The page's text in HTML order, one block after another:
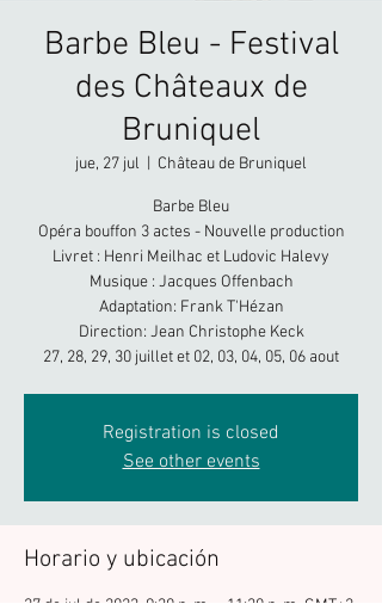
Barbe Bleu - Festival
des Châteaux de
Bruniquel
jue, 27 jul Château de Bruniquel
Barbe Bleu
Opéra bouffon 3 actes - Nouvelle production
Livret : Henri Meilhac et Ludovic Halevy
Musique : Jacques Offenbach
Adaptation: Frank T'Hézan
Direction: Jean Christophe Keck
27, 28, 29, 30 juillet et 02, 03, 04, 05, 06 aout
Registration is closed
See other events
Horario y ubicación